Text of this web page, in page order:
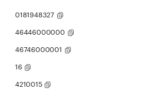
0181948327
46446000000
46746000001
16
4210015